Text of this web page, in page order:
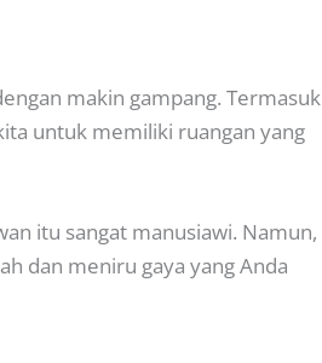
makin gampang. Termasuk
untuk memiliki ruangan yang
itu sangat manusiawi. Namun,
dan meniru gaya yang Anda